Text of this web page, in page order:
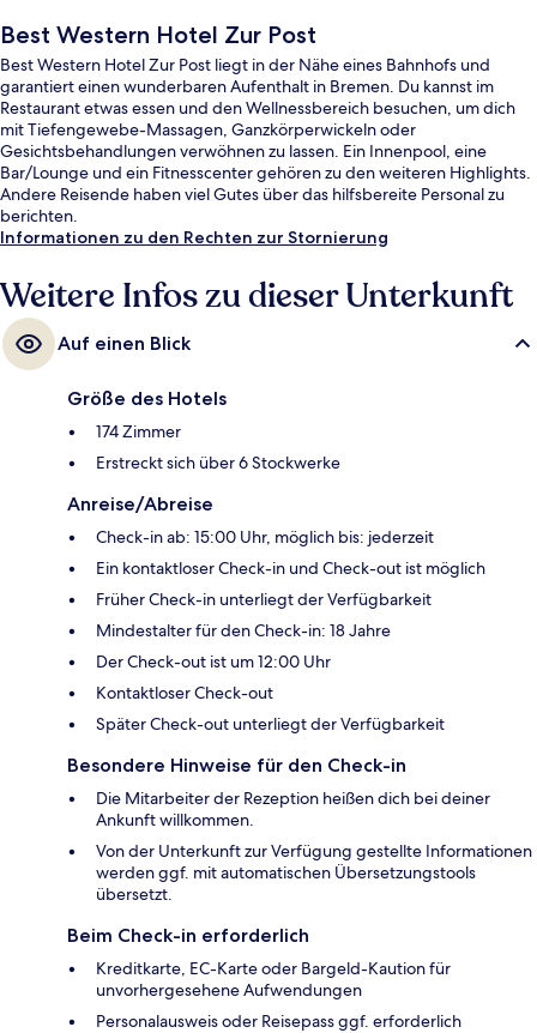
Best Western Hotel Zur Post
Best Western Hotel Zur Post liegt in der Nähe eines Bahnhofs und
garantiert einen wunderbaren Aufenthalt in Bremen. Du kannst im
Restaurant etwas essen und den Wellnessbereich besuchen, um dich
mit Tiefengewebe-Massagen, Ganzkörperwickeln oder
Gesichtsbehandlungen verwöhnen zu lassen. Ein Innenpool, eine
Bar/Lounge und ein Fitnesscenter gehören zu den weiteren Highlights.
Andere Reisende haben viel Gutes über das hilfsbereite Personal zu
berichten.
Informationen zu den Rechten zur Stornierung
Weitere Infos zu dieser Unterkunft
Auf einen Blick
Größe des Hotels
174 Zimmer
Erstreckt sich über 6 Stockwerke
Anreise/Abreise
Check-in ab: 15:00 Uhr, möglich bis: jederzeit
Ein kontaktloser Check-in und Check-out ist möglich
Früher Check-in unterliegt der Verfügbarkeit
Mindestalter für den Check-in: 18 Jahre
Der Check-out ist um 12:00 Uhr
Kontaktloser Check-out
Später Check-out unterliegt der Verfügbarkeit
Besondere Hinweise für den Check-in
Die Mitarbeiter der Rezeption heißen dich bei deiner
Ankunft willkommen.
Von der Unterkunft zur Verfügung gestellte Informationen
werden ggf. mit automatischen Übersetzungstools
übersetzt.
Beim Check-in erforderlich
Kreditkarte, EC-Karte oder Bargeld-Kaution für
unvorhergesehene Aufwendungen
Personalausweis oder Reisepass ggf. erforderlich